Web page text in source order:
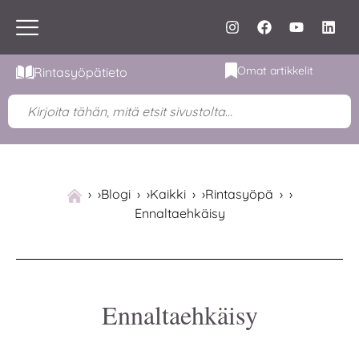
Rintasyöpätieto Omat artikkelit
›Blogi ›Kaikki ›Rintasyöpä
›
Ennaltaehkäisy
Ennaltaehkäisy